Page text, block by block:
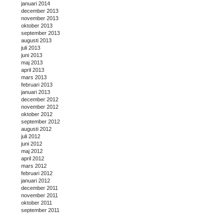
januari 2014
december 2013
november 2013
oktober 2013
september 2013
augusti 2013
juli 2013
juni 2013
maj 2013
april 2013
mars 2013
februari 2013
januari 2013
december 2012
november 2012
oktober 2012
september 2012
augusti 2012
juli 2012
juni 2012
maj 2012
april 2012
mars 2012
februari 2012
januari 2012
december 2011
november 2011
oktober 2011
september 2011